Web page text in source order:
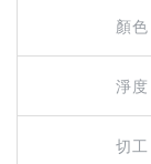
顏色
淨度
切工